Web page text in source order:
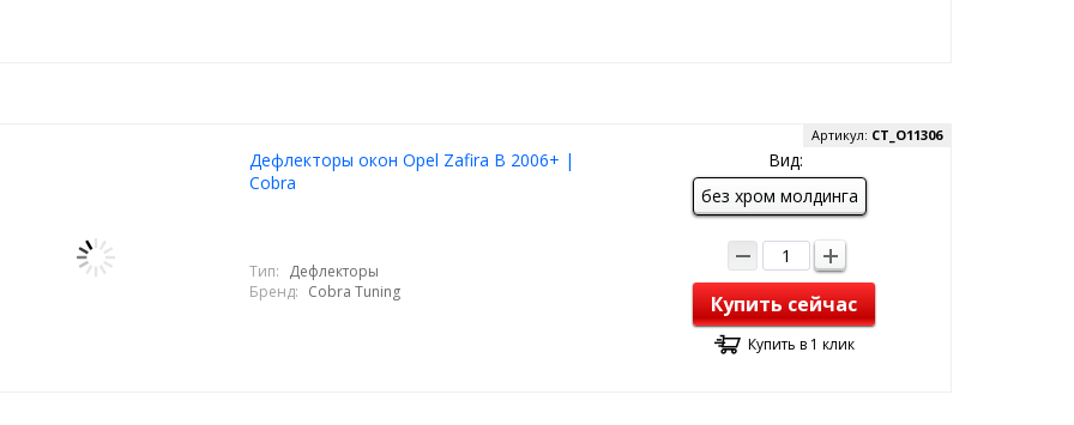
Дефлекторы окон Opel Zafira B 2006+ |
Cobra
Артикул: CT_O11306
Тип: Дефлекторы
Бренд: Cobra Tuning
Вид:
без хром молдинга
Купить сейчас
Купить в 1 клик